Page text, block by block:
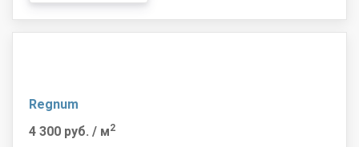
Regnum
4 300 руб. / м2